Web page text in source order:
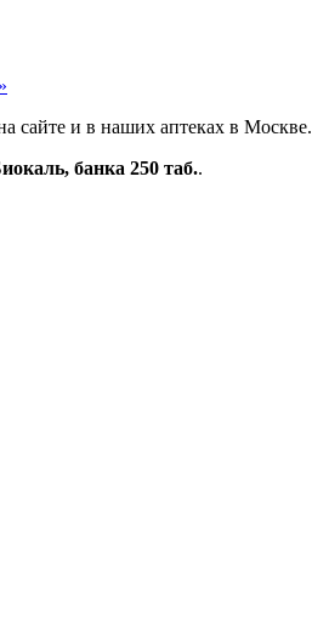
»
сайте и в наших аптеках в Москве.
банка 250 таб..